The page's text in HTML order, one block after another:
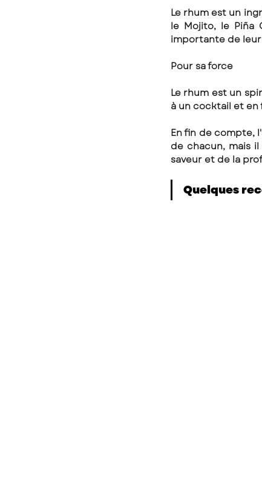
Le rhum est un
le Mojito, le Piña
importante de
Pour sa force
Le rhum est un
à un cocktail et en
En fin de compte,
de chacun, mais
saveur et de la
Quelques